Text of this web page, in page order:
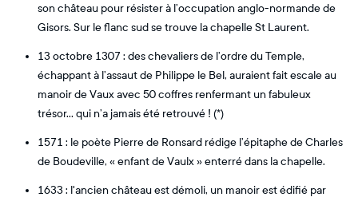
son château pour résister à l’occupation anglo-normande de
Gisors. Sur le flanc sud se trouve la chapelle St Laurent.
13 octobre 1307 : des chevaliers de l’ordre du Temple,
échappant à l’assaut de Philippe le Bel, auraient fait escale au
manoir de Vaux avec 50 coffres renfermant un fabuleux
trésor… qui n’a jamais été retrouvé ! (*)
1571 : le poète Pierre de Ronsard rédige l’épitaphe de Charles
de Boudeville, « enfant de Vaulx » enterré dans la chapelle.
1633 : l'ancien château est démoli, un manoir est édifié par